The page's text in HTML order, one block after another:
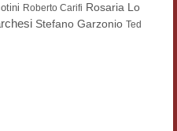
Roberto Carifi Rosaria Lo
Stefano Garzonio Ted